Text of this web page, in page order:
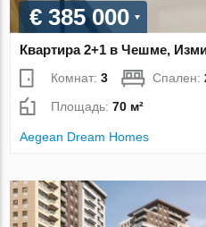
€ 385 000
Квартира 2+1 в Чешме,
Комнат:3 Спален:
Площадь:70 м²
Aegean Dream Homes